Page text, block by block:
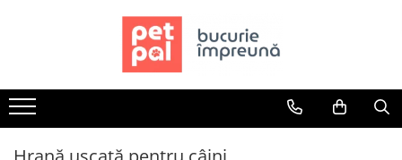
Câini
Hrană Uscată Câini
Câine Junior